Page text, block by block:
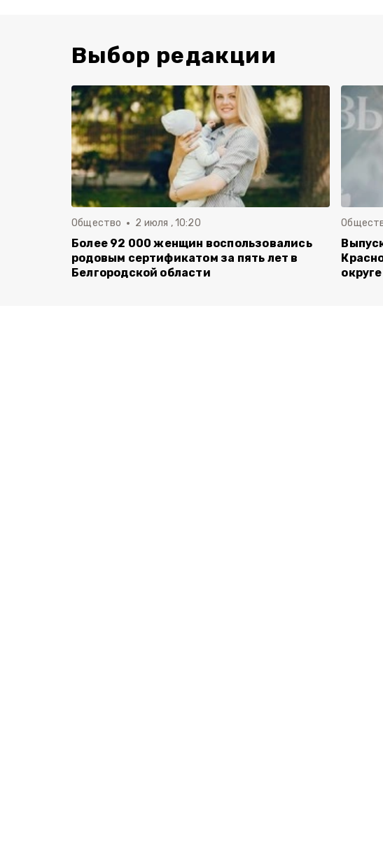
Выбор редакции
Общество 2 июля , 10:20
Более 92 000 женщин воспользовались
родовым сертификатом за пять лет в
Белгородской области